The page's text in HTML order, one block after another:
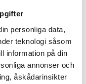
personliga data,
teknologi såsom
information på din
annonser och
åskådarinsikter
kunder